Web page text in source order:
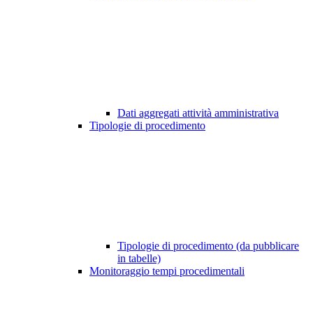
Dati aggregati attività amministrativa
Tipologie di procedimento
Tipologie di procedimento (da pubblicare
in tabelle)
Monitoraggio tempi procedimentali